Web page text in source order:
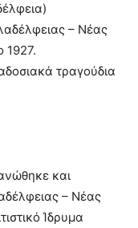
– Νέας
1927.
τραγούδια
και
– Νέας
Ίδρυμα